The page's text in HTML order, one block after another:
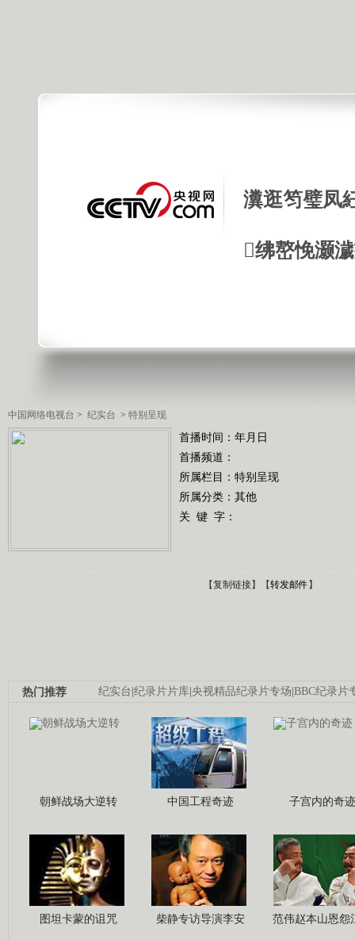
瀵逛笉璧凤
绋嶅悗灏
中国网络电视台 > 纪实台 > 特别呈现
首播时间：年月日
首播频道：
所属栏目： 特别呈现
所属分类：其他
关 键 字：
【复制链接】【转发邮件】
纪实台|纪录片片库|央视精品纪录片专场|BBC纪录片
热门推荐
朝鲜战场大逆转 中国工程奇迹 子宫内的奇迹
图坦卡蒙的诅咒 柴静专访导演李安 范伟赵本山恩怨